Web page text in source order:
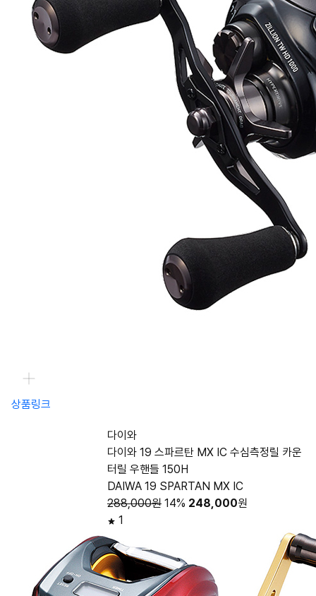
상품링크
다이와
다이와 19 스파르탄 MX IC 수심측정릴 카운
터릴 우핸들 150H
DAIWA 19 SPARTAN MX IC
288,000원 14% 248,000원
1